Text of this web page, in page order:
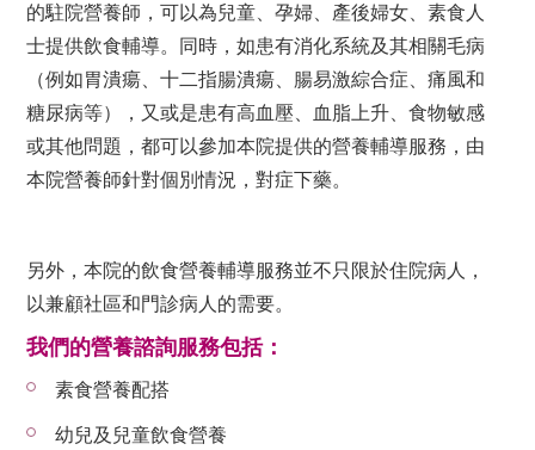
的駐院營養師，可以為兒童、孕婦、產後婦女、素食人
士提供飲食輔導。同時，如患有消化系統及其相關毛病
（例如胃潰瘍、十二指腸潰瘍、腸易激綜合症、痛風和
糖尿病等），又或是患有高血壓、血脂上升、食物敏感
或其他問題，都可以參加本院提供的營養輔導服務，由
本院營養師針對個別情況，對症下藥。
另外，本院的飲食營養輔導服務並不只限於住院病人，
以兼顧社區和門診病人的需要。
我們的營養諮詢服務包括：
素食營養配搭
幼兒及兒童飲食營養